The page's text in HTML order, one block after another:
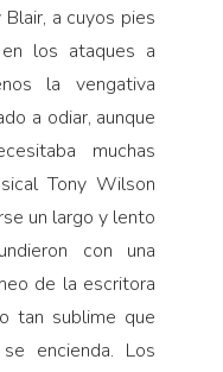
a cuyos pies
los ataques a
la vengativa
a odiar, aunque
muchas
Tony Wilson
un largo y lento
con una
de la escritora
tan sublime que
encienda. Los